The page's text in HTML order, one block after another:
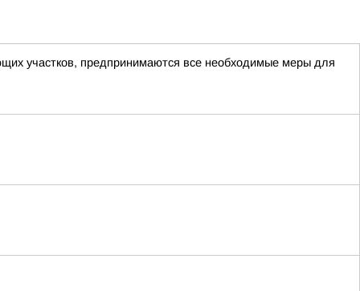
участков, предпринимаются все необходимые меры для